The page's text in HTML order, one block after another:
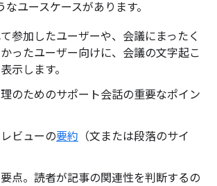
ユースケースがあります。
参加したユーザーや、会議にまったく
ったユーザー向けに、会議の文字起こ
示します。
のためのサポート会話の重要なポイン
ビューの要約 （文または段落のサイ
点。読者が記事の関連性を判断するの